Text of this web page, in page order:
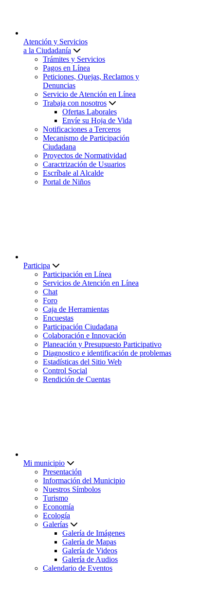
Atención y Servicios
a la Ciudadanía
Trámites y Servicios
Pagos en Línea
Peticiones, Quejas, Reclamos y
Denuncias
Servicio de Atención en Línea
Trabaja con nosotros
Ofertas Laborales
Envíe su Hoja de Vida
Notificaciones a Terceros
Mecanismo de Participación
Ciudadana
Proyectos de Normatividad
Caractrización de Usuarios
Escríbale al Alcalde
Portal de Niños
Participa
Participación en Línea
Servicios de Atención en Línea
Chat
Foro
Caja de Herramientas
Encuestas
Participación Ciudadana
Colaboración e Innovación
Planeación y Presupuesto Participativo
Diagnostico e identificación de problemas
Estadísticas del Sitio Web
Control Social
Rendición de Cuentas
Mi municipio
Presentación
Información del Municipio
Nuestros Símbolos
Turismo
Economía
Ecología
Galerías
Galería de Imágenes
Galería de Mapas
Galería de Videos
Galería de Audios
Calendario de Eventos